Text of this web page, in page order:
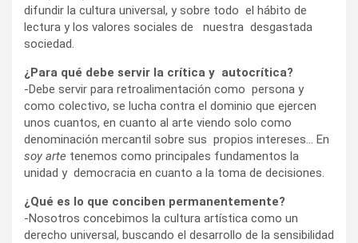
difundir la cultura universal, y sobre todo el hábito de
lectura y los valores sociales de nuestra desgastada
sociedad.
¿Para qué debe servir la crítica y autocrítica?
-Debe servir para retroalimentación como persona y
como colectivo, se lucha contra el dominio que ejercen
unos cuantos, en cuanto al arte viendo solo como
denominación mercantil sobre sus propios intereses… En
soy arte tenemos como principales fundamentos la
unidad y democracia en cuanto a la toma de decisiones.
¿Qué es lo que conciben permanentemente?
-Nosotros concebimos la cultura artística como un
derecho universal, buscando el desarrollo de la sensibilidad